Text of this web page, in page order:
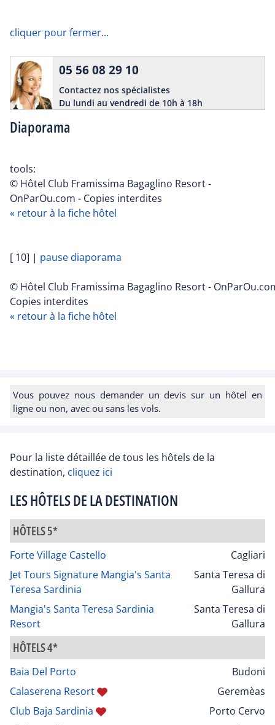
cliquer pour fermer...
Diaporama
05 56 08 29 10
Contactez nos spécialistes
Du lundi au vendredi de 10h à 18h
tools:
© Hôtel Club Framissima Bagaglino Resort -
OnParOu.com - Copies interdites
« retour à la fiche hôtel
[ 10] | pause diaporama
© Hôtel Club Framissima Bagaglino Resort -
Copies interdites
« retour à la fiche hôtel
Vous pouvez nous demander un devis sur un hôtel en
ligne ou non, avec ou sans les vols.
Pour la liste détaillée de tous les hôtels de la
destination, cliquez ici
LES HÔTELS DE LA DESTINATION
HÔTELS 5*
Forte Village Castello
Cagliari
Jet Tours Signature Mangia's Santa
Teresa Sardinia
Santa Teresa di
Gallura
Mangia's Santa Teresa Sardinia
Resort
Santa Teresa di
Gallura
HÔTELS 4*
Baia Del Porto
Budoni
Calaserena Resort
Geremèas
Club Baja Sardinia
Porto Cervo